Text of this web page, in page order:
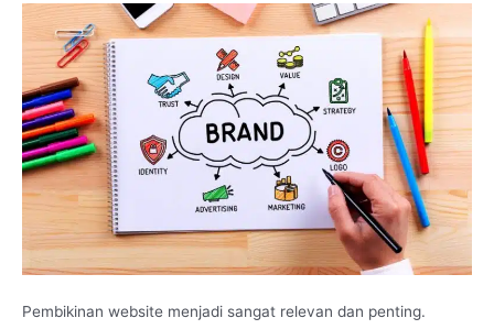
Pembikinan website menjadi sangat relevan dan penting.